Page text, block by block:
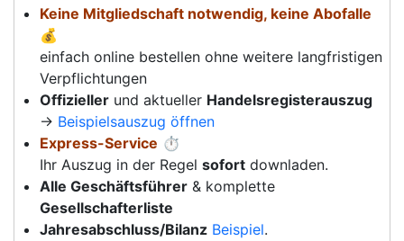
Keine Mitgliedschaft notwendig, keine Abofalle
💰
einfach online bestellen ohne weitere langfristigen
Verpflichtungen
Offizieller und aktueller Handelsregisterauszug
→ Beispielsauszug öffnen
Express-Service ⏱️
Ihr Auszug in der Regel sofort downladen.
Alle Geschäftsführer & komplette
Gesellschafterliste
Jahresabschluss/Bilanz Beispiel.